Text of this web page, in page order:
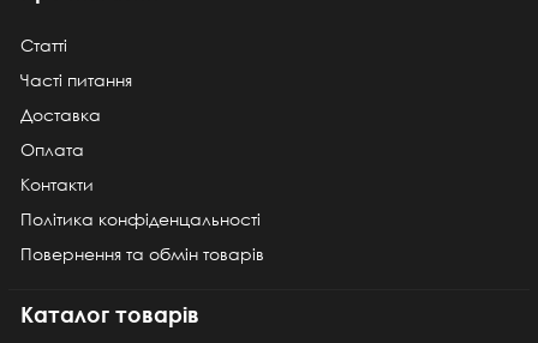
Статті
Часті питання
Доставка
Оплата
Контакти
Політика конфіденцальності
Повернення та обмін товарів
Каталог товарів